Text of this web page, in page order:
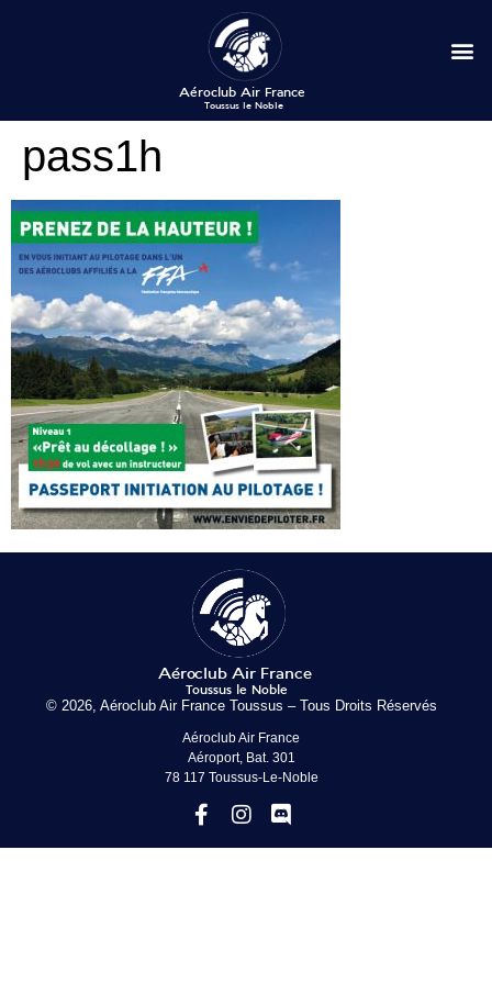
pass1h
© 2026, Aéroclub Air France Toussus – Tous Droits Réservés
Aéroclub Air France
Aéroport, Bat. 301
78 117 Toussus-Le-Noble